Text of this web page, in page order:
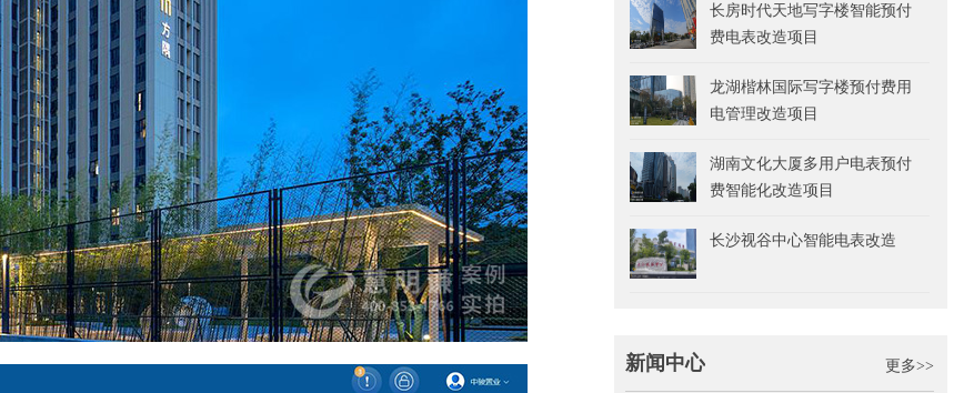
长房时代天地写字楼智能预付
费电表改造项目
龙湖楷林国际写字楼预付费用
电管理改造项目
湖南文化大厦多用户电表预付
费智能化改造项目
长沙视谷中心智能电表改造
新闻中心 更多>>